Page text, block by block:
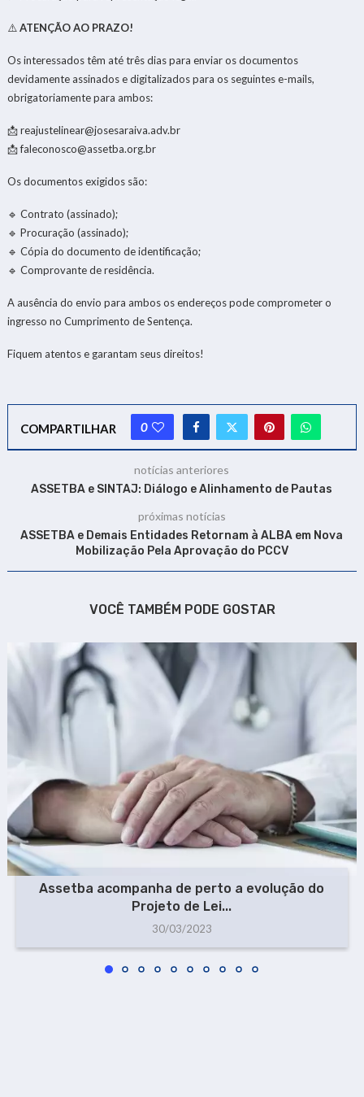
⚠️ ATENÇÃO AO PRAZO!
Os interessados têm até três dias para enviar os documentos
devidamente assinados e digitalizados para os seguintes e-mails,
obrigatoriamente para ambos:
📩reajustelinear@josesaraiva.adv.br
📩faleconosco@assetba.org.br
Os documentos exigidos são:
🔹 Contrato (assinado);
🔹 Procuração (assinado);
🔹 Cópia do documento de identificação;
🔹 Comprovante de residência.
A ausência do envio para ambos os endereços pode comprometer o
ingresso no Cumprimento de Sentença.
Fiquem atentos e garantam seus direitos!
COMPARTILHAR 0
notícias anteriores
ASSETBA e SINTAJ: Diálogo e Alinhamento de Pautas
próximas notícias
ASSETBA e Demais Entidades Retornam à ALBA em Nova
Mobilização Pela Aprovação do PCCV
VOCÊ TAMBÉM PODE GOSTAR
Assetba acompanha de perto a evolução do
Projeto de Lei...
30/03/2023